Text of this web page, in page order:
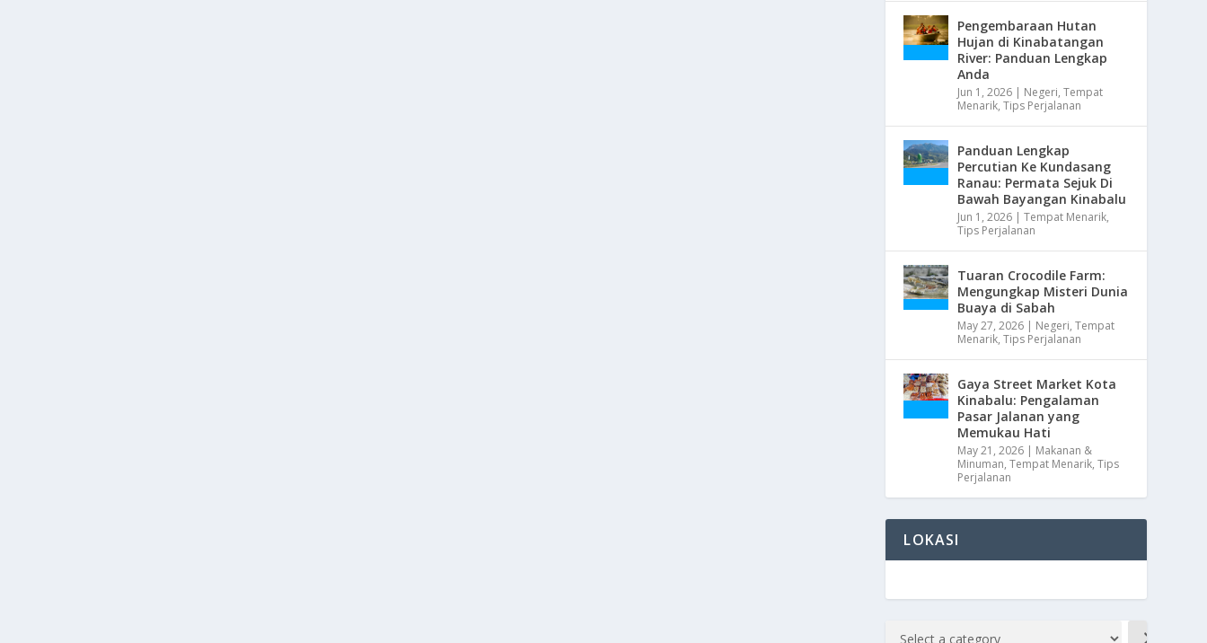
Pengembaraan Hutan
Hujan di Kinabatangan
River: Panduan Lengkap
Anda
Jun 1, 2026 | Negeri,Tempat
Menarik,Tips Perjalanan
Panduan Lengkap
Percutian Ke Kundasang
Ranau: Permata Sejuk Di
Bawah Bayangan Kinabalu
Jun 1, 2026 |Tempat Menarik,
Tips Perjalanan
Tuaran Crocodile Farm:
Mengungkap Misteri Dunia
Buaya di Sabah
May 27, 2026 | Negeri,Tempat
Menarik,Tips Perjalanan
Gaya Street Market Kota
Kinabalu: Pengalaman
Pasar Jalanan yang
Memukau Hati
May 21, 2026 | Makanan &
Minuman,Tempat Menarik,Tips
Perjalanan
LOKASI